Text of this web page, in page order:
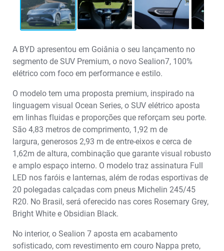
A BYD apresentou em Goiânia o seu lançamento no
segmento de SUV Premium, o novo Sealion7, 100%
elétrico com foco em performance e estilo.
O modelo tem uma proposta premium, inspirado na
linguagem visual Ocean Series, o SUV elétrico aposta
em linhas fluidas e proporções que reforçam seu porte.
São 4,83 metros de comprimento, 1,92 m de
largura, generosos 2,93 m de entre-eixos e cerca de
1,62m de altura, combinação que garante visual robusto
e amplo espaço interno. O modelo traz assinatura Full
LED nos faróis e lanternas, além de rodas esportivas de
20 polegadas calçadas com pneus Michelin 245/45
R20. No Brasil, será oferecido nas cores Rosemary Grey,
Bright White e Obsidian Black.
No interior, o Sealion 7 aposta em acabamento
sofisticado, com revestimento em couro Nappa preto,